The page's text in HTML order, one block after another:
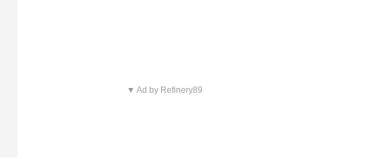
▼ Ad by Refinery89